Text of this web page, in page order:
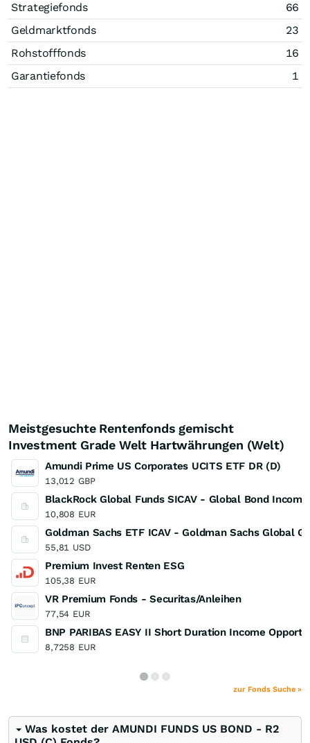
Strategiefonds
66
Geldmarktfonds
23
Rohstofffonds
16
Garantiefonds
1
Meistgesuchte Rentenfonds gemischt
Investment Grade Welt Hartwährungen (Welt)
Amundi Prime US Corporates UCITS ETF DR (D)
13,012 GBP
BlackRock Global Funds SICAV - Global Bond
10,808 EUR
Goldman Sachs ETF ICAV - Goldman Sachs Global
55,81 USD
Premium Invest Renten ESG
105,38 EUR
VR Premium Fonds - Securitas/Anleihen
77,54 EUR
BNP PARIBAS EASY II Short Duration Income
8,7258 EUR
zur Fonds Suche »
Was kostet der AMUNDI FUNDS US BOND - R2